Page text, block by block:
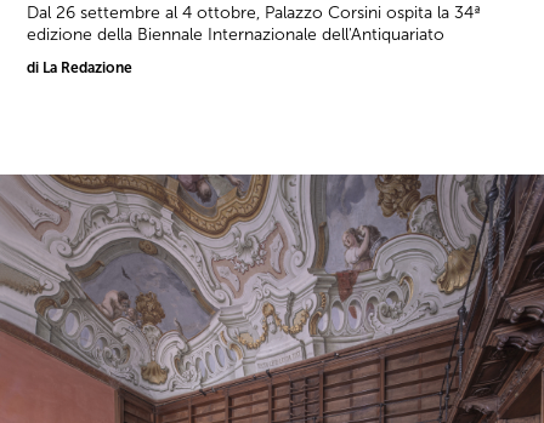
Dal 26 settembre al 4 ottobre, Palazzo Corsini ospita la 34ª
edizione della Biennale Internazionale dell'Antiquariato
di La Redazione